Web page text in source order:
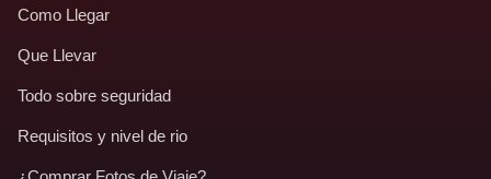
Como Llegar
Que Llevar
Todo sobre seguridad
Requisitos y nivel de rio